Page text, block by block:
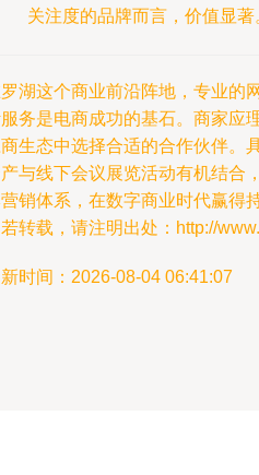
关注度的品牌而言，价值显著
湖这个商业前沿阵地，专业的
务是电商成功的基石。商家应
生态中选择合适的合作伙伴。
与线下会议展览活动有机结合
销体系，在数字商业时代赢得
转载，请注明出处：http://
时间：2026-08-04 06:41:07